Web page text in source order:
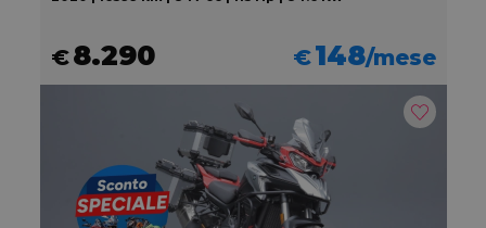
€8.290 €148/mese